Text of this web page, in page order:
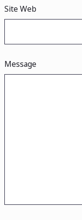
Site Web
Message